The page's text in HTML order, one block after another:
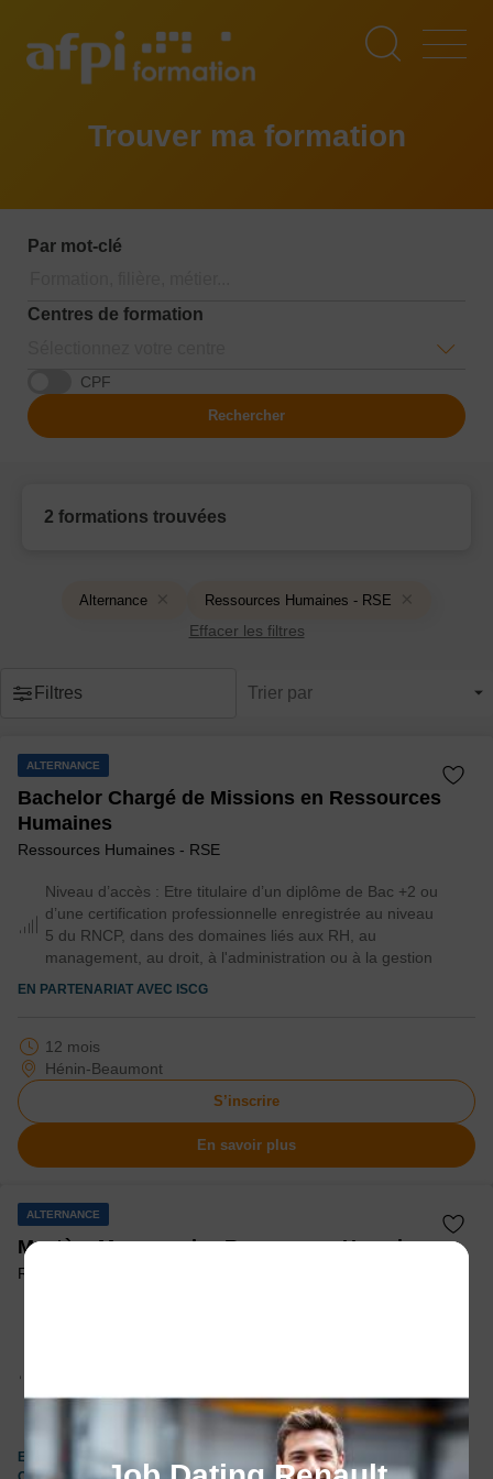
contenu
Trouver ma formation
Par mot-clé
Centres de formation
CPF
Rechercher
2 formations trouvées
Alternance Ressources Humaines - RSE
Effacer les filtres
Filtres Trier par
ALTERNANCE
Bachelor Chargé de Missions en Ressources
Humaines
Ressources Humaines - RSE
Niveau d’accès : Etre titulaire d’un diplôme de Bac +2 ou
d’une certification professionnelle enregistrée au niveau
5 du RNCP, dans des domaines liés aux RH, au
management, au droit, à l'administration ou à la gestion
EN PARTENARIAT AVEC ISCG
Hénin-Beaumont
12 mois
S’inscrire
En savoir plus
ALTERNANCE
Mastère Manager des Ressources Humaines
Ressources Humaines - RSE
Licence généraliste ou professionnelle ou Bachelor ou
titre de niveau 6 attestant de 180 ECTS
EN PARTENARIAT AVEC
TALIS COMPETENCES ET